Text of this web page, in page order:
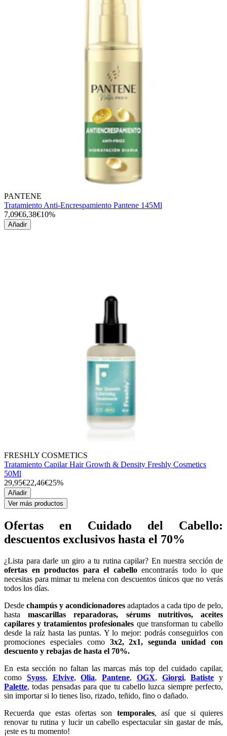
PANTENE
Tratamiento Anti-Encrespamiento Pantene 145Ml
7,09€6,38€10%
Añadir
FRESHLY COSMETICS
Tratamiento Capilar Hair Growth & Density Freshly Cosmetics
50Ml
29,95€22,46€25%
Añadir
Ver más productos
Ofertas en Cuidado del Cabello:
descuentos exclusivos hasta el 70%
¿Lista para darle un giro a tu rutina capilar? En nuestra sección de
ofertas en productos para el cabelloencontrarás todo lo que
necesitas para mimar tu melena con descuentos únicos que no verás
todos los días.
Desde champús y acondicionadores adaptados a cada tipo de pelo,
hastamascarillas reparadoras, sérums nutritivos, aceites
capilares y tratamientos profesionales que transforman tu cabello
desde la raíz hasta las puntas. Y lo mejor: podrás conseguirlos con
promociones especiales como 3x2, 2x1, segunda unidad con
descuento y rebajas de hasta el 70%.
En esta sección no faltan las marcas más top del cuidado capilar,
como Syoss, Elvive,Olia, Pantene, OGX, Giorgi,Batiste y
Palette, todas pensadas para que tu cabello luzca siempre perfecto,
sin importar si lo tienes liso, rizado, teñido, fino o dañado.
Recuerda que estas ofertas son temporales, así que si quieres
renovar tu rutina y lucir un cabello espectacular sin gastar de más,
¡este es tu momento!